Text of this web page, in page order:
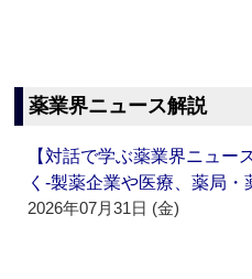
薬業界ニュース解説
【対話で学ぶ薬業界ニュー
く‐製薬企業や医療、薬局
2026年07月31日 (金)